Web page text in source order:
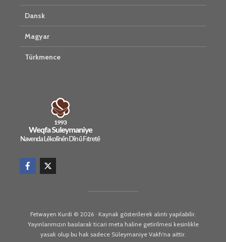
Dansk
Magyar
Türkmence
Fetwayen Kurdi © 2026 · Kaynak gösterilerek alıntı yapılabilir.
Yayınlarımızın basılarak ticari meta haline getirilmesi kesinlikle
yasak olup bu hak sadece Süleymaniye Vakfı'na aittir.